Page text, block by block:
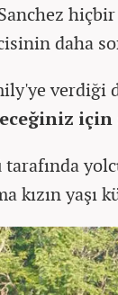
daha
verdiği
için
tarafında
kızın yaşı